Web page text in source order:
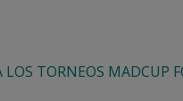
TORNEOS MADCUP